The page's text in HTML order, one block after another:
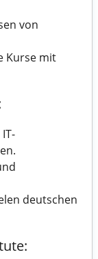
von
Kurse mit
deutschen